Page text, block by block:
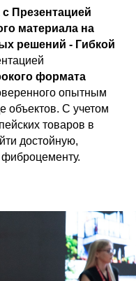
Презентацией
материала на
решений - Гибкой
формата
опытным
объектов. С учетом
товаров в
достойную,
фиброцементу.